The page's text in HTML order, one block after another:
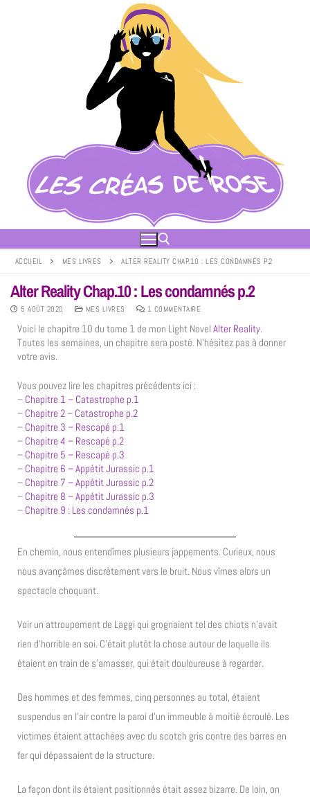
ACCUEIL MES LIVRES ALTER REALITY CHAP.10 : LES CONDAMNÉS P.2
Alter Reality Chap.10 : Les condamnés p.2
5 AOÛT 2020 MES LIVRES 1 COMMENTAIRE
Voici le chapitre 10 du tome 1 de mon Light Novel Alter Reality.
Toutes les semaines, un chapitre sera posté. N’hésitez pas à donner
votre avis.
Vous pouvez lire les chapitres précédents ici :
– Chapitre 1 – Catastrophe p.1
– Chapitre 2 – Catastrophe p.2
– Chapitre 3 – Rescapé p.1
– Chapitre 4 – Rescapé p.2
– Chapitre 5 – Rescapé p.3
– Chapitre 6 – Appétit Jurassic p.1
– Chapitre 7 – Appétit Jurassic p.2
– Chapitre 8 – Appétit Jurassic p.3
– Chapitre 9 : Les condamnés p.1
En chemin, nous entendîmes plusieurs jappements. Curieux, nous
nous avançâmes discrètement vers le bruit. Nous vîmes alors un
spectacle choquant.
Voir un attroupement de Laggi qui grognaient tel des chiots n’avait
rien d’horrible en soi. C’était plutôt la chose autour de laquelle ils
étaient en train de s’amasser, qui était douloureuse à regarder.
Des hommes et des femmes, cinq personnes au total, étaient
suspendus en l’air contre la paroi d’un immeuble à moitié écroulé. Les
victimes étaient attachées avec du scotch gris contre des barres en
fer qui dépassaient de la structure.
La façon dont ils étaient positionnés était assez bizarre. De loin, on